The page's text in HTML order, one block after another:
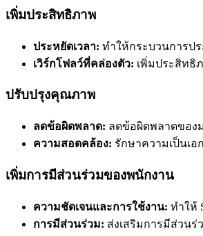
เพิ่มประสิทธิภาพ
ประหยัดเวลา: ทำให้กระบวนการป
เวิร์กโฟลว์ที่คล่องตัว: เพิ่มประสิทธิ
ปรับปรุงคุณภาพ
ลดข้อผิดพลาด: ลดข้อผิดพลาดของ
ความสอดคล้อง: รักษาความเป็นเอ
เพิ่มการมีส่วนร่วมของพนักงาน
ความชัดเจนและการใช้งาน: ทำให้
การมีส่วนร่วม: ส่งเสริมการมีส่วน